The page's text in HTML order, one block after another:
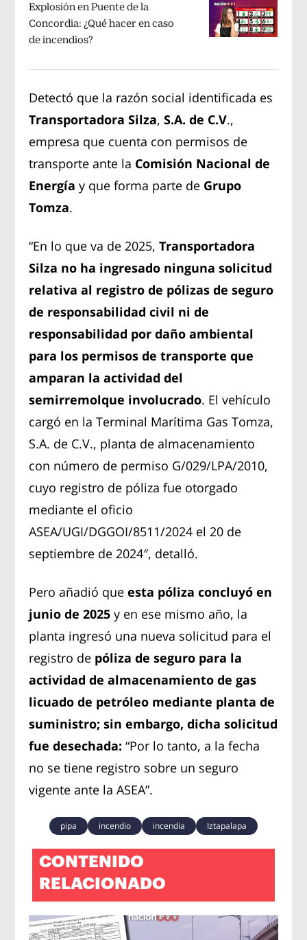
Explosión en Puente de la
Concordia: ¿Qué hacer en caso
de incendios?
Detectó que la razón social identificada es
Transportadora Silza,S.A. de C.V.,
empresa que cuenta con permisos de
transporte ante la Comisión Nacional de
Energíay que forma parte de Grupo
Tomza.
“En lo que va de 2025,Transportadora
Silza no ha ingresado ninguna solicitud
relativa al registro de pólizas de seguro
de responsabilidad civil ni de
responsabilidad por daño ambiental
para los permisos de transporte que
amparan la actividad del
semirremolque involucrado. El vehículo
cargó en la Terminal Marítima Gas Tomza,
S.A. de C.V., planta de almacenamiento
con número de permiso G/029/LPA/2010,
cuyo registro de póliza fue otorgado
mediante el oficio
ASEA/UGI/DGGOI/8511/2024 el 20 de
septiembre de 2024″, detalló.
Pero añadió queesta póliza concluyó en
junio de 2025 y en ese mismo año, la
planta ingresó una nueva solicitud para el
registro de póliza de seguro para la
actividad de almacenamiento de gas
licuado de petróleo mediante planta de
suministro; sin embargo, dicha solicitud
fue desechada: “Por lo tanto, a la fecha
no se tiene registro sobre un seguro
vigente ante la ASEA”.
pipa incendio incendia Iztapalapa
CONTENIDO
RELACIONADO